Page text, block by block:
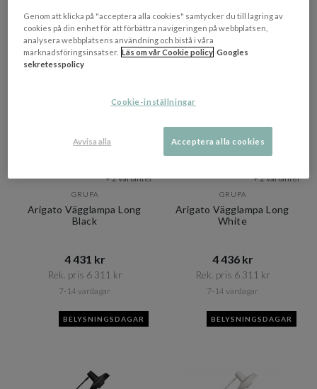
BELYSNINGSDAGAR
PRISMATCHAD
+ 2 varianter
GRUPA
Arigato Vägglampa Long
Black
4 431 kr​​
Rek. pris 6 311 kr​​
7-14 vardagar
BELYSNINGSDAGAR
PRISMATCHAD
+ 2 varianter
GRUPA
Arigato Vägglampa Long
White
4 436 kr​​
Rek. pris 6 311 kr​​
7-14 vardagar
BELYSNINGSDAGAR BELYSNINGSDAGAR
Genom att klicka på "acceptera alla cookies" samtycker du till lagring av
cookies på din enhet för att förbättra navigeringen på webbplatsen,
analysera webbplatsens användning och bistå i våra
marknadsföringsinsatser. Läs om vår Cookie policy Googles
sekretesspolicy
Cookie-inställningar
Avvisa alla Acceptera alla cookies